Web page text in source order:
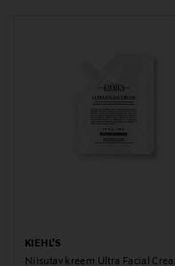
KIEHL'S
Niisutav kreem Ultra Facial